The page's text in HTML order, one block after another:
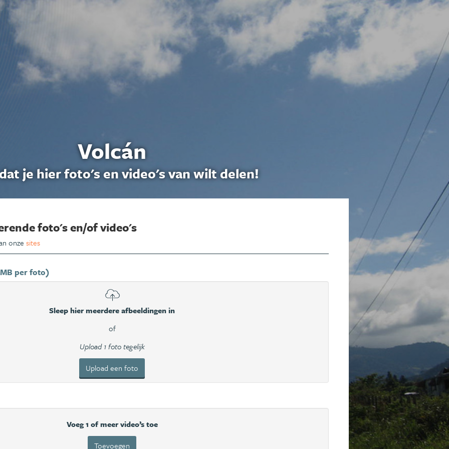
Volcán
je hier foto's en video's van wilt delen!
foto's en/of video's
onzesites
per foto)
Sleep hier meerdere afbeeldingen in
of
Upload 1 foto tegelijk
Upload een foto
Voeg 1 of meer video’s toe
Toevoegen